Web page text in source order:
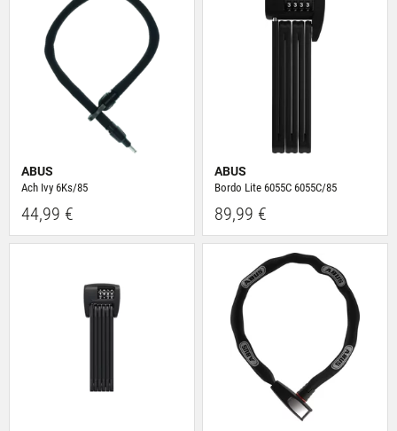
ABUS
Ach Ivy 6Ks/85
44,99 €
ABUS
Bordo Lite 6055C 6055C/85
89,99 €